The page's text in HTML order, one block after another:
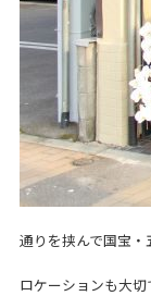
通りを挟んで国宝・
ロケーションも大切